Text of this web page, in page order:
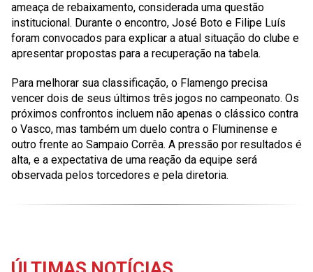
ameaça de rebaixamento, considerada uma questão
institucional. Durante o encontro, José Boto e Filipe Luís
foram convocados para explicar a atual situação do clube e
apresentar propostas para a recuperação na tabela.
Para melhorar sua classificação, o Flamengo precisa
vencer dois de seus últimos três jogos no campeonato. Os
próximos confrontos incluem não apenas o clássico contra
o Vasco, mas também um duelo contra o Fluminense e
outro frente ao Sampaio Corrêa. A pressão por resultados é
alta, e a expectativa de uma reação da equipe será
observada pelos torcedores e pela diretoria.